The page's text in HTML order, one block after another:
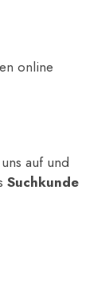
online
auf und
Suchkunde